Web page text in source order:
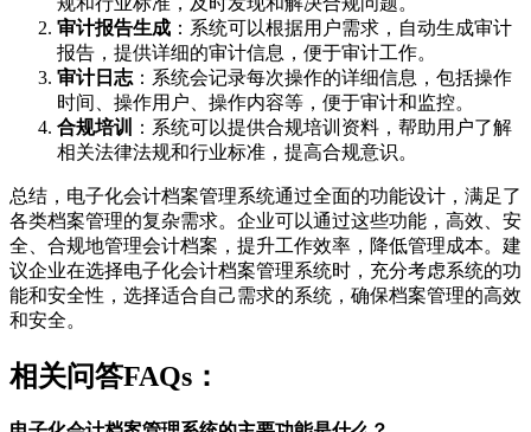
审计报告生成 ：系统可以根据用户需求，自动生成审计
报告，提供详细的审计信息，便于审计工作。
审计日志 ：系统会记录每次操作的详细信息，包括操作
时间、操作用户、操作内容等，便于审计和监控。
合规培训
：系统可以提供合规培训资料，帮助用户了解
相关法律法规和行业标准，提高合规意识。
总结，电子化会计档案管理系统通过全面的功能设计，满足了
各类档案管理的复杂需求。企业可以通过这些功能，高效、安
全、合规地管理会计档案，提升工作效率，降低管理成本。建
议企业在选择电子化会计档案管理系统时，充分考虑系统的功
能和安全性，选择适合自己需求的系统，确保档案管理的高效
和安全。
相关问答FAQs：